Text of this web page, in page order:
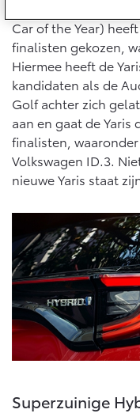
Corolla Cross
HYBRIDE
Vanaf € 39.995,-
BATTERIJ-ELEKTRISCH
Vanaf € 37.995,-
bZ4X
Toyota
Onderdelen &
Onderdelen
Accessoires
Banden
Connected
Connected Services
MyToyota login
MyToyota App
Abonnementen
Multimedia
Navigatie updates
Energie en slim laden
Verzekeren
Toyota
Toyota Hybride
Bedrijfswagens
Bedrijfswagens op
Financieren of leasen
Verzekeren
Car of the Year)
finalisten gekozen,
Hiermee heeft de
kandidaten als de
Golf achter zich
aan en gaat de Yaris
finalisten,
Volkswagen ID.3.
nieuwe Yaris staat
Superzuinige